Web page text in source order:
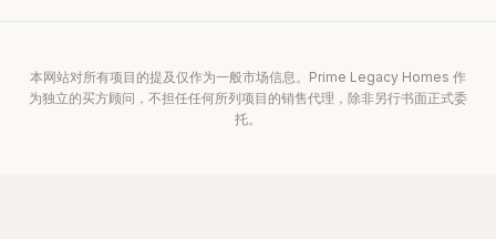
本网站对所有项目的提及仅作为一般市场信息。Prime Legacy Homes 作
为独立的买方顾问，不担任任何所列项目的销售代理，除非另行书面正式委
托。